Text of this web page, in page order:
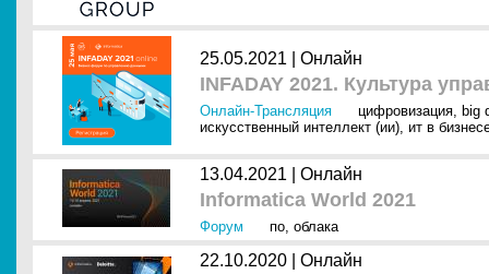
25.05.2021 | Онлайн
INFADAY 2021. Культура
Онлайн-Трансляция цифровизация, big
искусственный интеллект (ии), ит в
13.04.2021 | Онлайн
Informatica World 2021
Форум по, облака
22.10.2020 | Онлайн